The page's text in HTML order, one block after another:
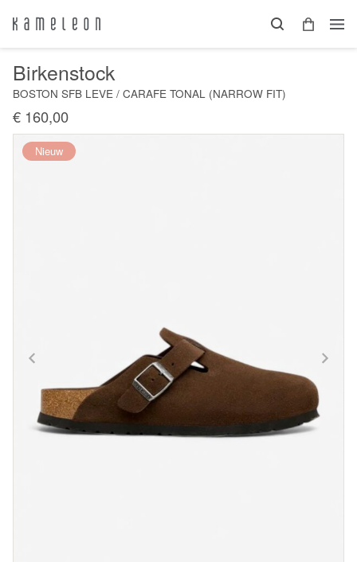
Birkenstock
BOSTON SFB LEVE / CARAFE TONAL (NARROW FIT)
€ 160,00
Nieuw